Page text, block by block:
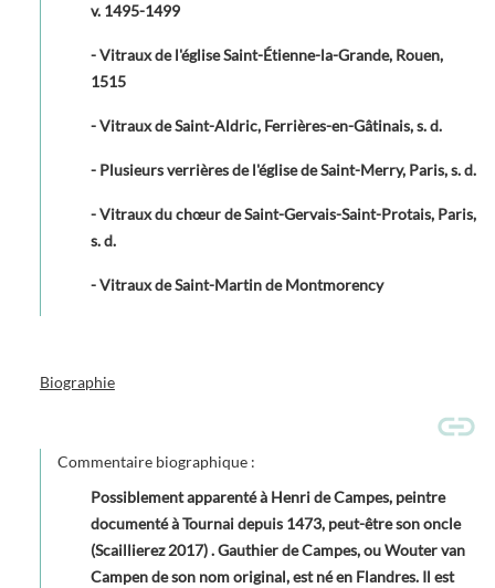
v. 1495-1499
- Vitraux de l'église Saint-Étienne-la-Grande, Rouen,
1515
- Vitraux de Saint-Aldric, Ferrières-en-Gâtinais, s. d.
- Plusieurs verrières de l'église de Saint-Merry, Paris, s. d.
- Vitraux du chœur de Saint-Gervais-Saint-Protais, Paris,
s. d.
- Vitraux de Saint-Martin de Montmorency
Biographie
Commentaire biographique :
Possiblement apparenté à Henri de Campes, peintre
documenté à Tournai depuis 1473, peut-être son oncle
(Scaillierez 2017) . Gauthier de Campes, ou Wouter van
Campen de son nom original, est né en Flandres. Il est